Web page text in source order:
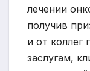
лечении
получив
и от коллег
заслугам,